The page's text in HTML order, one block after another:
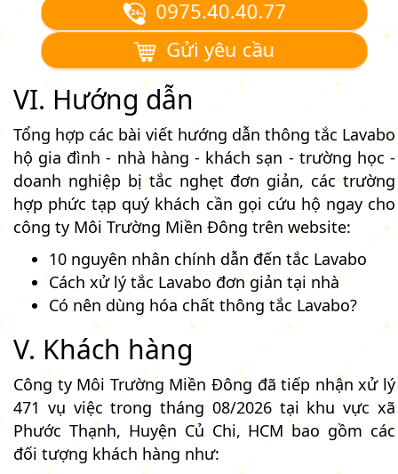
0975.40.40.77
Gửi yêu cầu
VI. Hướng dẫn
Tổng hợp các bài viết hướng dẫn thông tắc Lavabo
hộ gia đình - nhà hàng - khách sạn - trường học -
doanh nghiệp bị tắc nghẹt đơn giản, các trường
hợp phức tạp quý khách cần gọi cứu hộ ngay cho
công ty Môi Trường Miền Đông trên website:
10 nguyên nhân chính dẫn đến tắc Lavabo
Cách xử lý tắc Lavabo đơn giản tại nhà
Có nên dùng hóa chất thông tắc Lavabo?
V. Khách hàng
Công ty Môi Trường Miền Đông đã tiếp nhận xử lý
471 vụ việc trong tháng 08/2026 tại khu vực xã
Phước Thạnh, Huyện Củ Chi, HCM bao gồm các
đối tượng khách hàng như: